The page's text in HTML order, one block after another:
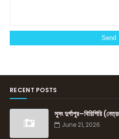
RECENT POSTS
সুসং দুর্গাপুর–বিরিশিরি
June 21, 2026